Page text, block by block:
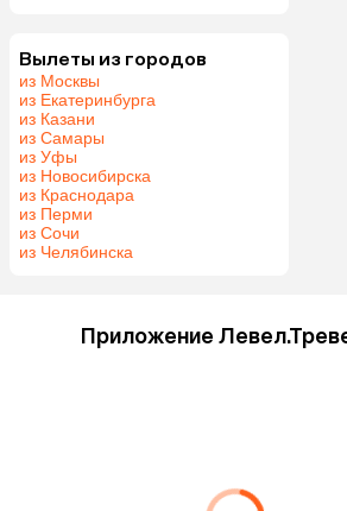
Вылеты из городов
из Москвы
из Екатеринбурга
из Казани
из Самары
из Уфы
из Новосибирска
из Краснодара
из Перми
из Сочи
из Челябинска
Приложение